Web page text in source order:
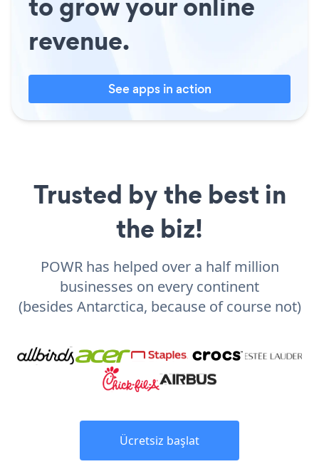
revenue.
See apps in action
Trusted by the best in
the biz!
POWR has helped over a half million
businesses on every continent
(besides Antarctica, because of course not)
Ücretsiz başlat